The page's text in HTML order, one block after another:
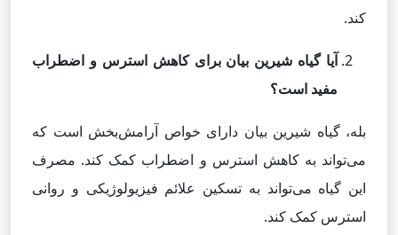
کند.
آیا گیاه شیرین بیان برای کاهش استرس و اضطراب
مفید است؟
بله، گیاه شیرین بیان دارای خواص آرامش‌بخش است که
می‌تواند به کاهش استرس و اضطراب کمک کند. مصرف
این گیاه می‌تواند به تسکین علائم فیزیولوژیکی و روانی
استرس کمک کند.